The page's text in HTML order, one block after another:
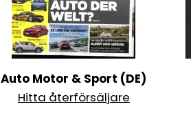
Auto Motor & Sport (DE)
Hitta återförsäljare